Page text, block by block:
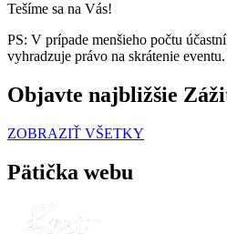
Tešíme sa na Vás!
PS: V prípade menšieho počtu
vyhradzuje právo na skrátenie
Objavte najbližšie
ZOBRAZIŤ VŠETKY
Pätička webu